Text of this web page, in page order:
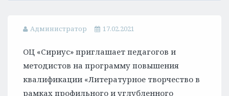
Администратор 17.02.2021
ОЦ «Сириус» приглашает педагогов и
методистов на программу повышения
квалификации «Литературное творчество в
рамках профильного и углубленного